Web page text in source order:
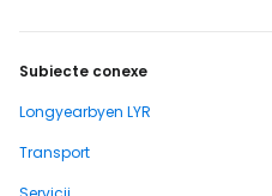
Subiecte conexe
Longyearbyen LYR
Transport